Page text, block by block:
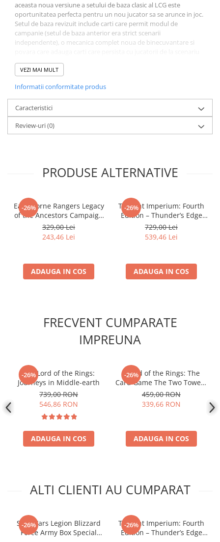
Harry Potter
Star Trek
Fallout
Collectibles
KPop Demon Hunters
Retro Arcade – Jocuri, Console si
Accesorii Clasice
Book Nooks
Trading Card Games
Yu-Gi-Oh!
Pokemon TCG
Digimon Card Game
Disney Lorcana
UniVersus CCG
Neverrift TCG
Riftbound League of Legends TCG
Magic The Gathering TCG
Final Fantasy
Alte TCG-uri
Carti singles
aceasta noua versiune a setului de baza clasic al LCG este
oportunitatea perfecta pentru un nou jucator sa se arunce in joc.
Setul de baza revizuit include carti care permit modul de
campanie (setul de baza anterior era strict scenarii
independente), o mecanica complet noua de binecuvantare si
la scenariu si suport complet pentru 4 jucatori in cutia de baza.
VEZI MAI MULT
Informatii conformitate produs
Caracteristici
Review-uri(0)
PRODUSE ALTERNATIVE
-26%
Earthborne Rangers Legacy
of the Ancestors Campaign
Expansion
329,00 Lei
243,46 Lei
ADAUGA IN COS
-26%
Twilight Imperium: Fourth
Edition – Thunder’s Edge
Expansion (EN)
729,00 Lei
539,46 Lei
ADAUGA IN COS
FRECVENT CUMPARATE
IMPREUNA
-26%
The Lord of the Rings:
Journeys in Middle-earth
739,00 RON
546,86 RON
ADAUGA IN COS
-26%
- Lord of the Rings: The
Card Game The Two Towers
Saga Expansion
459,00 RON
339,66 RON
ADAUGA IN COS
ALTI CLIENTI AU CUMPARAT
-26%
Star Wars Legion Blizzard
Force Army Box Special
-26%
Twilight Imperium: Fourth
Edition – Thunder’s Edge